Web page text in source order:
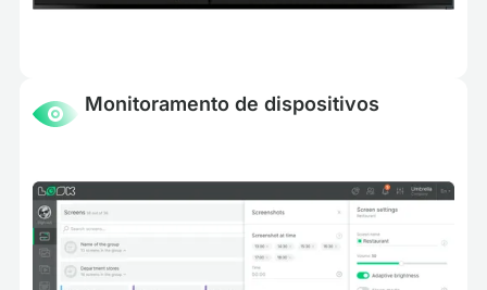
Monitoramento de dispositivos